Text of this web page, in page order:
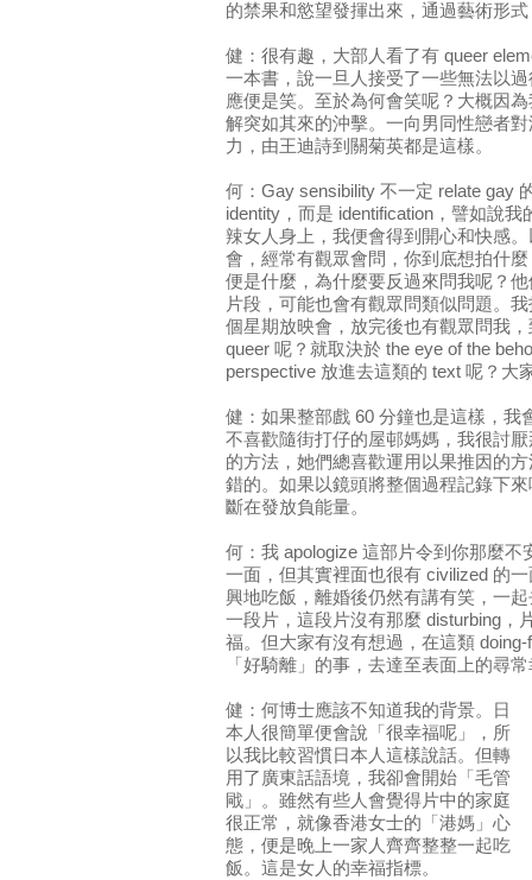
的禁果和慾望發揮出來，通過藝術形
健：很有趣，大部人看了有 queer
一本書，說一旦人接受了一些無法以
應便是笑。至於為何會笑呢？大概因
解突如其來的沖擊。一向男同性戀者
力，由王迪詩到關菊英都是這樣。
何：Gay sensibility 不一定 relate gay
identity，而是 identification，譬如說
辣女人身上，我便會得到開心和快感
會，經常有觀眾會問，你到底想拍什
便是什麼，為什麼要反過來問我呢？
片段，可能也會有觀眾問類似問題。
個星期放映會，放完後也有觀眾問我
queer 呢？就取決於 the eye of the
perspective 放進去這類的 text 呢？大
健：如果整部戲 60 分鐘也是這樣，我
不喜歡隨街打仔的屋邨媽媽，我很討
的方法，她們總喜歡運用以果推因的
錯的。如果以鏡頭將整個過程記錄下
斷在發放負能量。
何：我 apologize 這部片令到你那麼
一面，但其實裡面也很有 civilized 的
興地吃飯，離婚後仍然有講有笑，一
一段片，這段片沒有那麼 disturbing，
福。但大家有沒有想過，在這類
「好騎離」的事，去達至表面上的尋
健：何博士應該不知道我的背景。日
本人很簡單便會說「很幸福呢」，所
以我比較習慣日本人這樣說話。但轉
用了廣東話語境，我卻會開始「毛管
戙」。雖然有些人會覺得片中的家庭
很正常，就像香港女士的「港媽」心
態，便是晚上一家人齊齊整整一起吃
飯。這是女人的幸福指標。